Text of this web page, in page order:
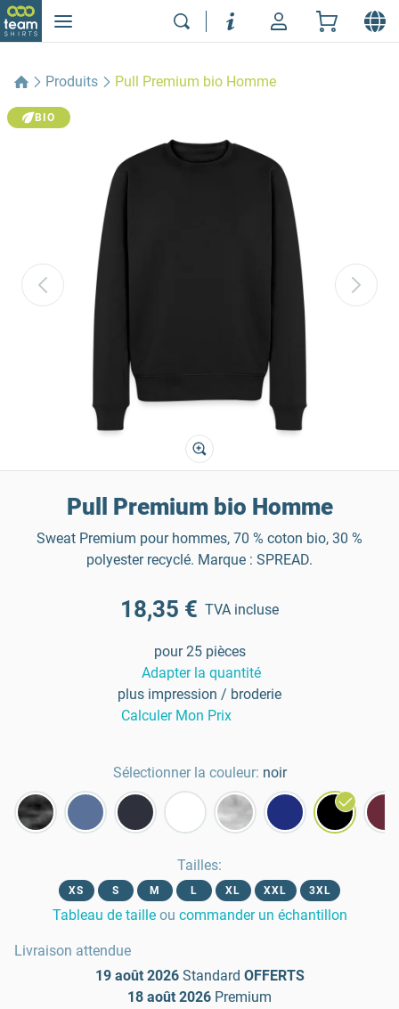
Produits Pull Premium bio Homme
BIO
Pull Premium bio Homme
Sweat Premium pour hommes, 70 % coton bio, 30 %
polyester recyclé. Marque : SPREAD.
18,35 € TVA incluse
pour 25 pièces
Adapter la quantité
plus impression / broderie
Calculer Mon Prix
Sélectionner la couleur: noir
Tailles:
XS S M L XL XXL 3XL
Tableau de taille ou commander un échantillon
Livraison attendue
19 août 2026 Standard OFFERTS
18 août 2026 Premium